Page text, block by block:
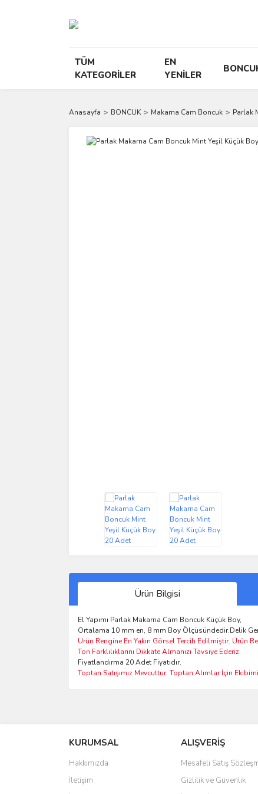
TÜM
KATEGORİLER
EN
YENİLER
Anasayfa BONCUK Makarna Cam Boncuk Parlak
Ürün Bilgisi
El Yapımı Parlak Makarna Cam Boncuk Küçük Boy,
Ortalama 10 mm en, 8 mm Boy Ölçüsündedir.Delik
Ürün Rengine En Yakın Görsel Tercih Edilmiştir. Ürün
Ton Farklılıklarını Dikkate Almanızı Tavsiye Ederiz.
Fiyatlandırma 20 Adet Fiyatıdır.
Toptan Satışımız Mevcuttur. Toptan Alımlar İçin
Ürün resmi kalitesiz, bozuk veya
Ürün açıklamasında eksik bilgiler bulunuyor.
Ürün bilgilerinde hatalar bulunuyor.
KURUMSAL
Hakkımızda
İletişim
ALIŞVERİŞ
Mesafeli Satış
Gizlilik ve Güvenlik